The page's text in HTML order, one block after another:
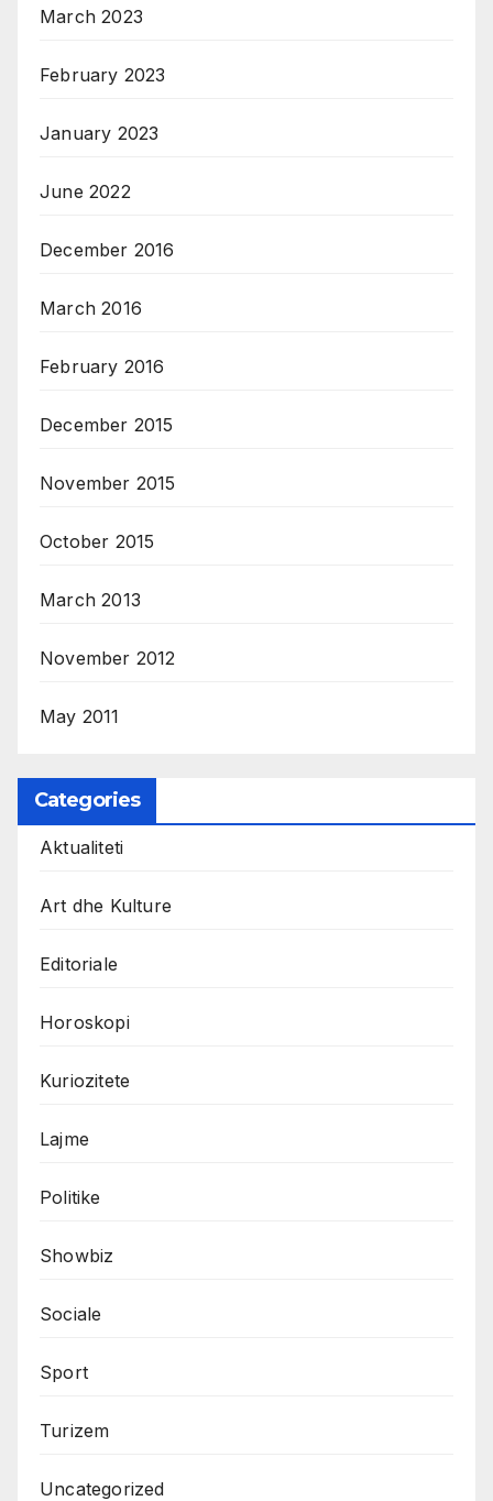
March 2023
February 2023
January 2023
June 2022
December 2016
March 2016
February 2016
December 2015
November 2015
October 2015
March 2013
November 2012
May 2011
Categories
Aktualiteti
Art dhe Kulture
Editoriale
Horoskopi
Kuriozitete
Lajme
Politike
Showbiz
Sociale
Sport
Turizem
Uncategorized